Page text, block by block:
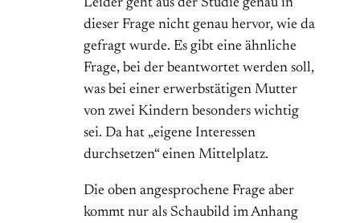
Leider geht aus der Studie genau in
dieser Frage nicht genau hervor, wie da
gefragt wurde. Es gibt eine ähnliche
Frage, bei der beantwortet werden soll,
was bei einer erwerbstätigen Mutter
von zwei Kindern besonders wichtig
sei. Da hat „eigene Interessen
durchsetzen“ einen Mittelplatz.
Die oben angesprochene Frage aber
kommt nur als Schaubild im Anhang